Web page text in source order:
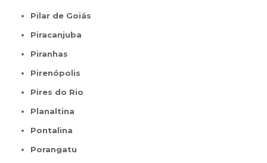
Pilar de Goiás
Piracanjuba
Piranhas
Pirenópolis
Pires do Rio
Planaltina
Pontalina
Porangatu